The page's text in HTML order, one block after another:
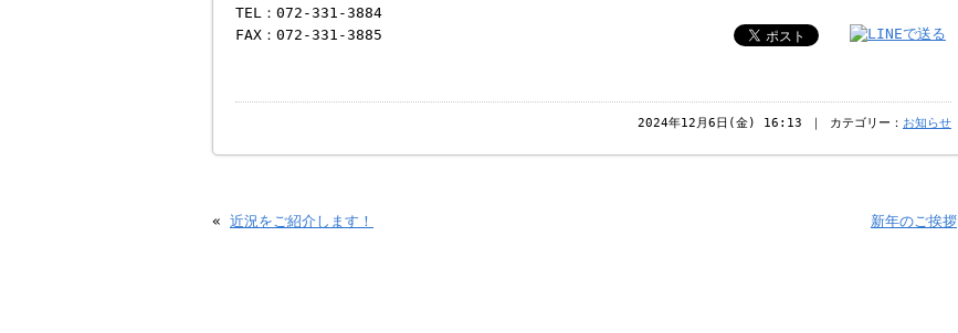
TEL：072-331-3884
FAX：072-331-3885
2024年12月6日(金) 16:13 ｜ カテゴリー： お知らせ
« 近況をご紹介します！ 新年のご挨拶